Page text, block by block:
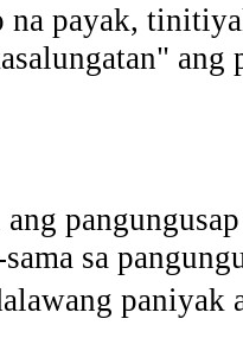
na payak,
ang
sa
paniyak